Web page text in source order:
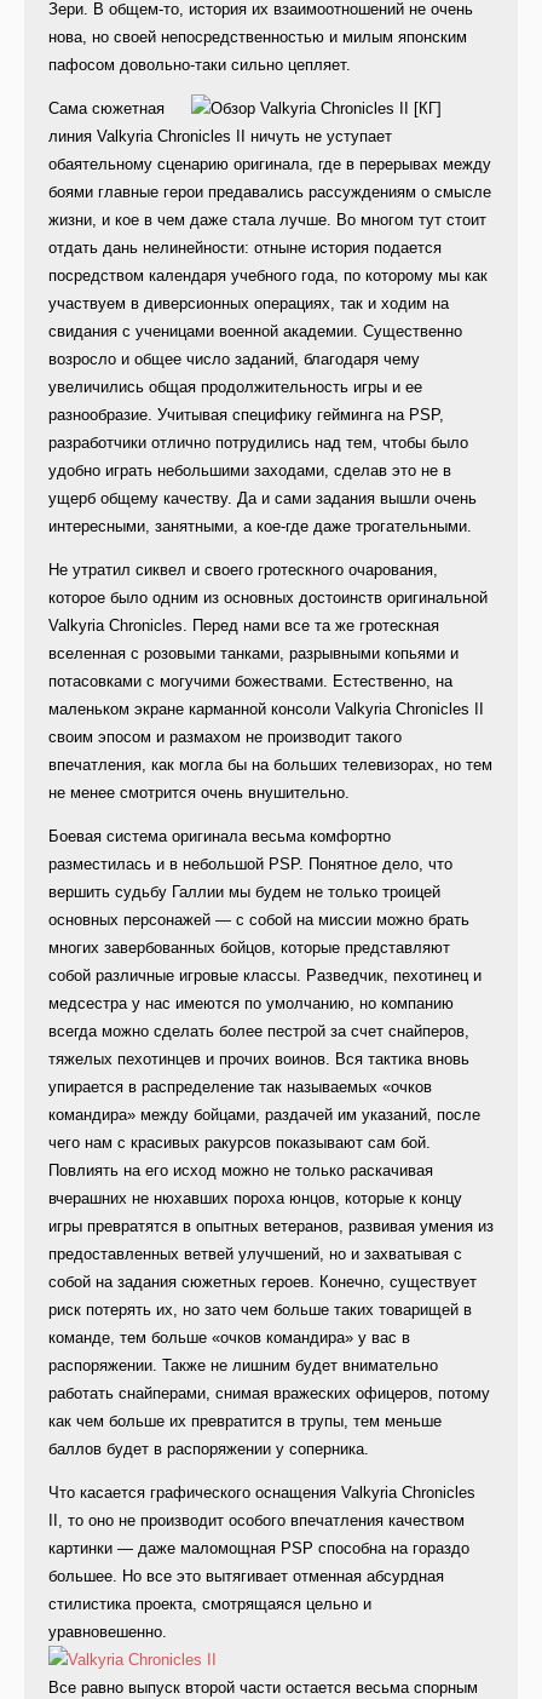
Зери. В общем-то, история их взаимоотношений не очень
нова, но своей непосредственностью и милым японским
пафосом довольно-таки сильно цепляет.
Сама сюжетная
линия Valkyria Chronicles II ничуть не уступает
обаятельному сценарию оригинала, где в перерывах между
боями главные герои предавались рассуждениям о смысле
жизни, и кое в чем даже стала лучше. Во многом тут стоит
отдать дань нелинейности: отныне история подается
посредством календаря учебного года, по которому мы как
участвуем в диверсионных операциях, так и ходим на
свидания с ученицами военной академии. Существенно
возросло и общее число заданий, благодаря чему
увеличились общая продолжительность игры и ее
разнообразие. Учитывая специфику гейминга на PSP,
разработчики отлично потрудились над тем, чтобы было
удобно играть небольшими заходами, сделав это не в
ущерб общему качеству. Да и сами задания вышли очень
интересными, занятными, а кое-где даже трогательными.
Не утратил сиквел и своего гротескного очарования,
которое было одним из основных достоинств оригинальной
Valkyria Chronicles. Перед нами все та же гротескная
вселенная с розовыми танками, разрывными копьями и
потасовками с могучими божествами. Естественно, на
маленьком экране карманной консоли Valkyria Chronicles II
своим эпосом и размахом не производит такого
впечатления, как могла бы на больших телевизорах, но тем
не менее смотрится очень внушительно.
Боевая система оригинала весьма комфортно
разместилась и в небольшой PSP. Понятное дело, что
вершить судьбу Галлии мы будем не только троицей
основных персонажей — с собой на миссии можно брать
многих завербованных бойцов, которые представляют
собой различные игровые классы. Разведчик, пехотинец и
медсестра у нас имеются по умолчанию, но компанию
всегда можно сделать более пестрой за счет снайперов,
тяжелых пехотинцев и прочих воинов. Вся тактика вновь
упирается в распределение так называемых «очков
командира» между бойцами, раздачей им указаний, после
чего нам с красивых ракурсов показывают сам бой.
Повлиять на его исход можно не только раскачивая
вчерашних не нюхавших пороха юнцов, которые к концу
игры превратятся в опытных ветеранов, развивая умения из
предоставленных ветвей улучшений, но и захватывая с
собой на задания сюжетных героев. Конечно, существует
риск потерять их, но зато чем больше таких товарищей в
команде, тем больше «очков командира» у вас в
распоряжении. Также не лишним будет внимательно
работать снайперами, снимая вражеских офицеров, потому
как чем больше их превратится в трупы, тем меньше
баллов будет в распоряжении у соперника.
Что касается графического оснащения Valkyria Chronicles
II, то оно не производит особого впечатления качеством
картинки — даже маломощная PSP способна на гораздо
большее. Но все это вытягивает отменная абсурдная
стилистика проекта, смотрящаяся цельно и
уравновешенно.
Все равно выпуск второй части остается весьма спорным